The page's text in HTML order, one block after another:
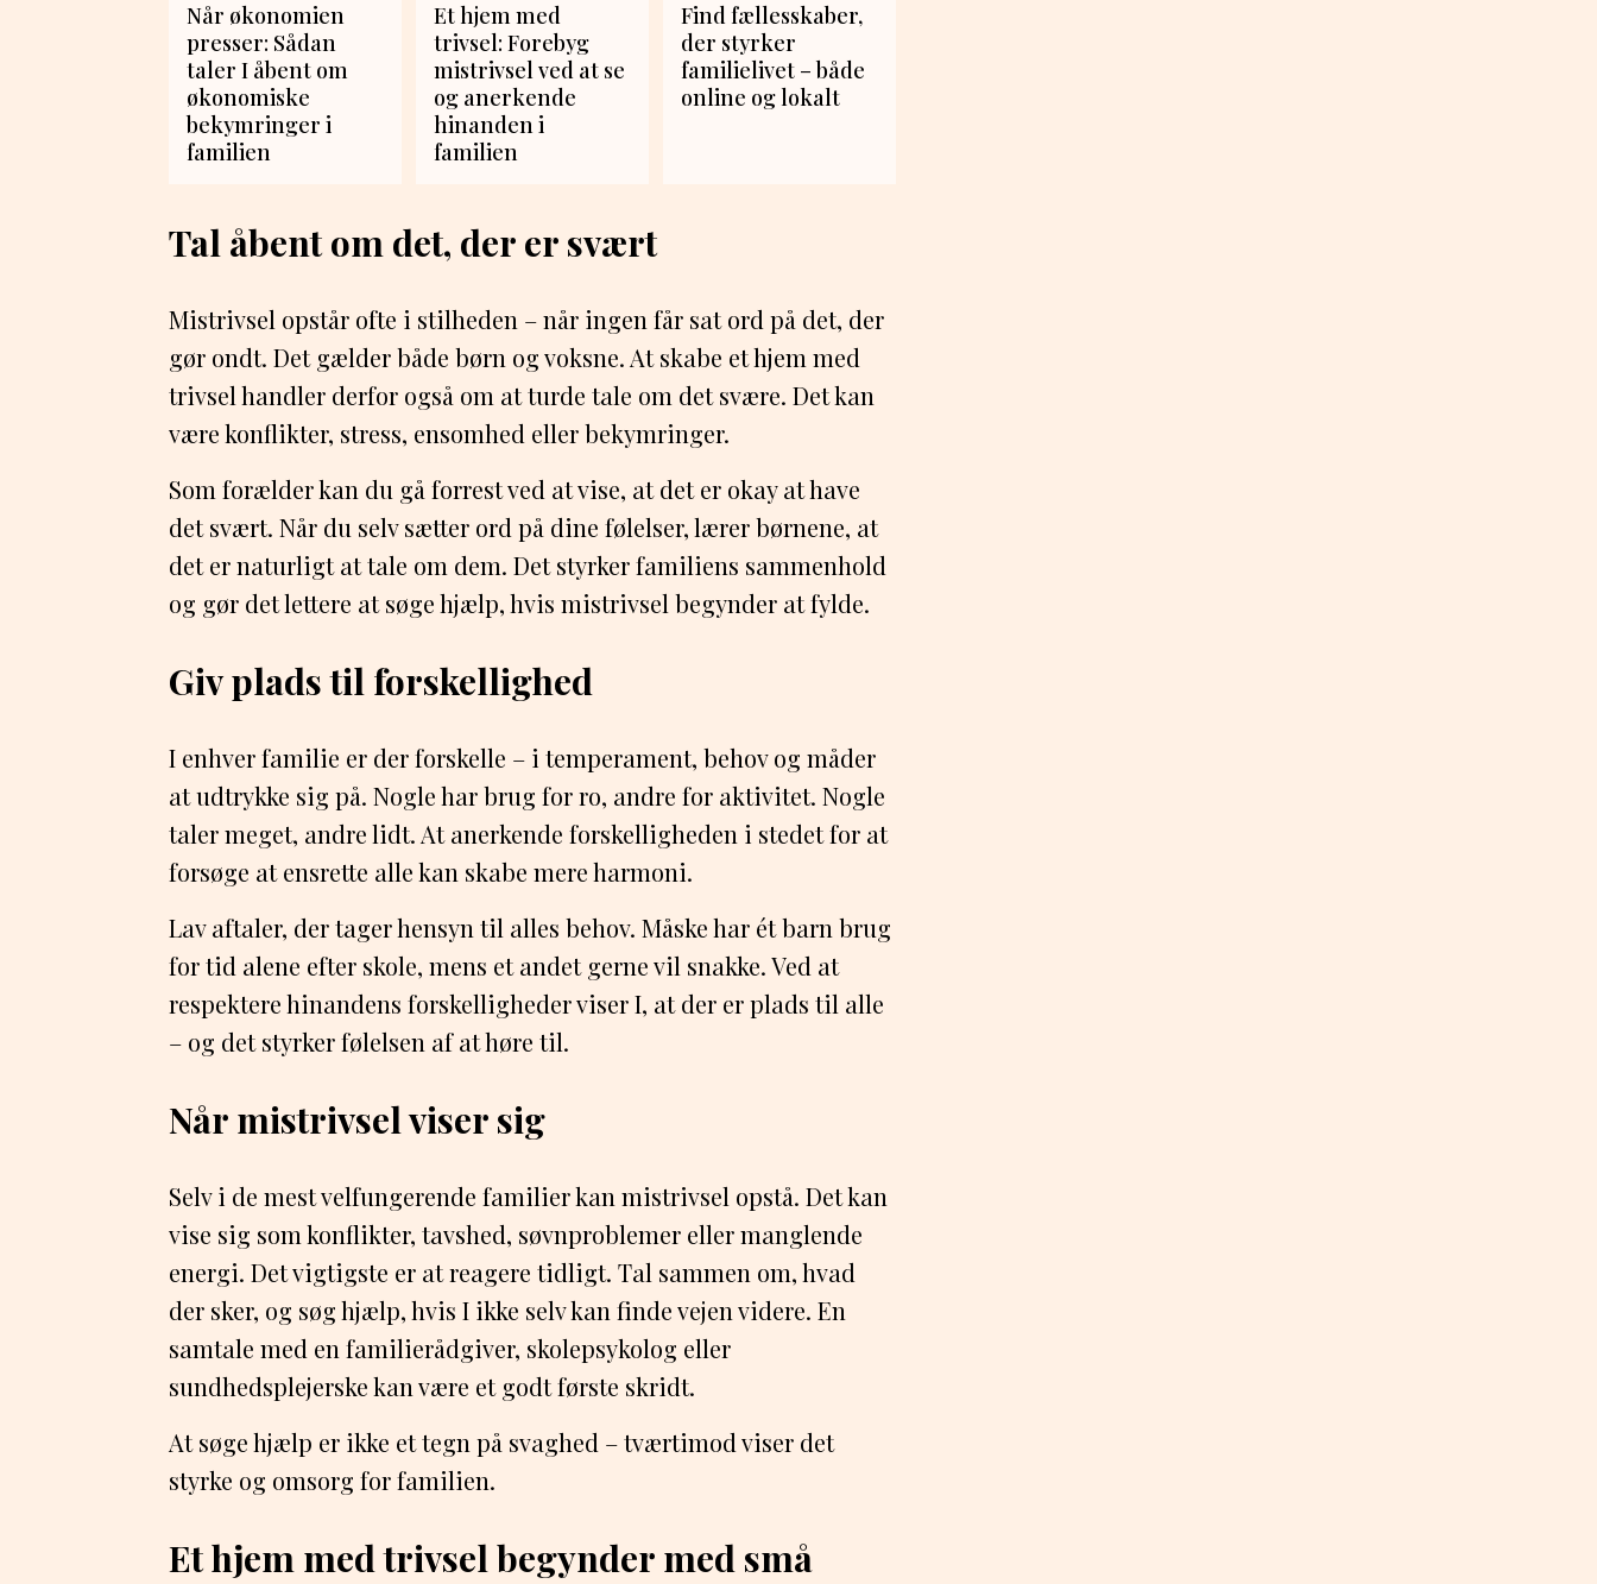
Når økonomien
presser: Sådan
taler I åbent om
økonomiske
bekymringer i
familien
Et hjem med
trivsel: Forebyg
mistrivsel ved at se
og anerkende
hinanden i
familien
Find fællesskaber,
der styrker
familielivet – både
online og lokalt
Tal åbent om det, der er svært
Mistrivsel opstår ofte i stilheden – når ingen får sat ord på det, der
gør ondt. Det gælder både børn og voksne. At skabe et hjem med
trivsel handler derfor også om at turde tale om det svære. Det kan
være konflikter, stress, ensomhed eller bekymringer.
Som forælder kan du gå forrest ved at vise, at det er okay at have
det svært. Når du selv sætter ord på dine følelser, lærer børnene, at
det er naturligt at tale om dem. Det styrker familiens sammenhold
og gør det lettere at søge hjælp, hvis mistrivsel begynder at fylde.
Giv plads til forskellighed
I enhver familie er der forskelle – i temperament, behov og måder
at udtrykke sig på. Nogle har brug for ro, andre for aktivitet. Nogle
taler meget, andre lidt. At anerkende forskelligheden i stedet for at
forsøge at ensrette alle kan skabe mere harmoni.
Lav aftaler, der tager hensyn til alles behov. Måske har ét barn brug
for tid alene efter skole, mens et andet gerne vil snakke. Ved at
respektere hinandens forskelligheder viser I, at der er plads til alle
– og det styrker følelsen af at høre til.
Når mistrivsel viser sig
Selv i de mest velfungerende familier kan mistrivsel opstå. Det kan
vise sig som konflikter, tavshed, søvnproblemer eller manglende
energi. Det vigtigste er at reagere tidligt. Tal sammen om, hvad
der sker, og søg hjælp, hvis I ikke selv kan finde vejen videre. En
samtale med en familierådgiver, skolepsykolog eller
sundhedsplejerske kan være et godt første skridt.
At søge hjælp er ikke et tegn på svaghed – tværtimod viser det
styrke og omsorg for familien.
Et hjem med trivsel begynder med små